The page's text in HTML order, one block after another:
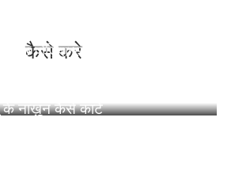
कैसे करे
कुछ पोज़िशन्स/स्थितिया
के नाख़ून कैसे काटें